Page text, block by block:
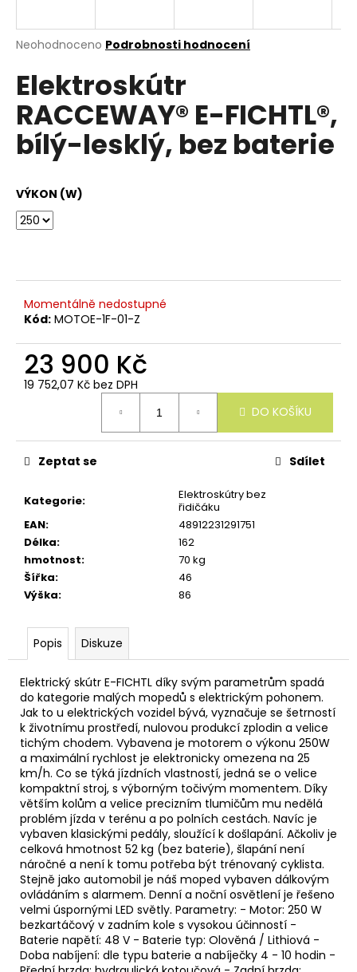
Průměrné
produktu
je
0,0
5
hvězdiček.
Neohodnoceno Podrobnosti hodnocení
Elektroskútr
RACCEWAY® E-FICHTL®,
bílý-lesklý, bez baterie
VÝKON (W)
Momentálně nedostupné
Kód: MOTOE-1F-01-Z
23 900 Kč
19 752,07 Kč bez DPH
DO KOŠÍKU
Kategorie:
Elektroskútry bez
řidičáku
EAN:
48912231291751
Délka:
162
hmotnost:
70 kg
Šířka:
46
Výška: 86
Zeptat se Sdílet
Popis Diskuze
Elektrický skútr E-FICHTL díky svým parametrům spadá
do kategorie malých mopedů s elektrickým pohonem.
Jak to u elektrických vozidel bývá, vyznačuje se šetrností
k životnímu prostředí, nulovou produkcí zplodin a velice
tichým chodem. Vybavena je motorem o výkonu 250W
a maximální rychlost je elektronicky omezena na 25
km/h. Co se týká jízdních vlastností, jedná se o velice
kompaktní stroj, s výborným točivým momentem. Díky
větším kolům a velice precizním tlumičům mu nedělá
problém jízda v terénu a po polních cestách. Navíc je
vybaven klasickými pedály, sloužící k došlapání. Ačkoliv je
celková hmotnost 52 kg (bez baterie), šlapání není
náročné a není k tomu potřeba být trénovaný cyklista.
Stejně jako automobil je náš moped vybaven dálkovým
ovládáním s alarmem. Denní a noční osvětlení je řešeno
velmi úspornými LED světly. Parametry: - Motor: 250 W
bezkartáčový v zadním kole s vysokou účinností -
Baterie napětí: 48 V - Baterie typ: Olověná / Lithiová -
Doba nabíjení: dle typu baterie a nabíječky 4 - 10 hodin -
n
a
í
t
?
D
o
p
r
č
u
m